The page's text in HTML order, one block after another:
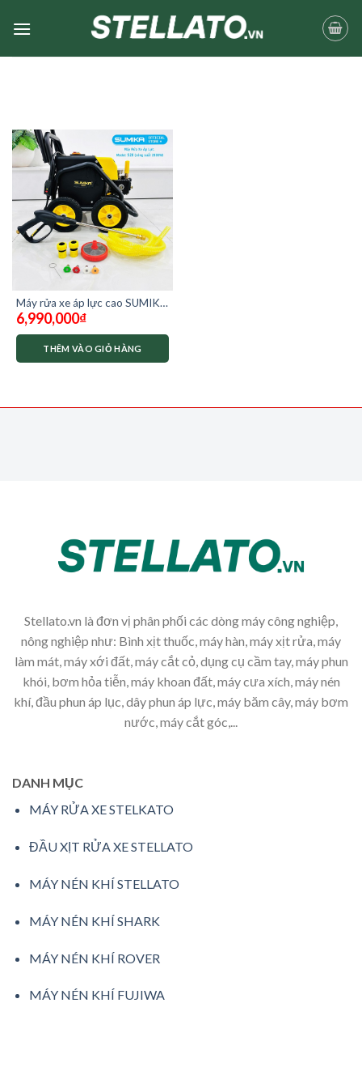
Máy rửa xe áp lực cao SUMIKA
2800w chống giật
6,990,000₫
THÊM VÀO GIỎ HÀNG
Stellato.vn là đơn vị phân phối các dòng máy công nghiệp,
nông nghiệp như: Bình xịt thuốc, máy hàn, máy xịt rửa, máy
làm mát, máy xới đất, máy cắt cỏ, dụng cụ cầm tay, máy phun
khói, bơm hỏa tiễn, máy khoan đất, máy cưa xích, máy nén
khí, đầu phun áp lục, dây phun áp lực, máy băm cây, máy bơm
nước, máy cắt góc,...
DANH MỤC
MÁY RỬA XE STELKATO
ĐẦU XỊT RỬA XE STELLATO
MÁY NÉN KHÍ STELLATO
MÁY NÉN KHÍ SHARK
MÁY NÉN KHÍ ROVER
MÁY NÉN KHÍ FUJIWA